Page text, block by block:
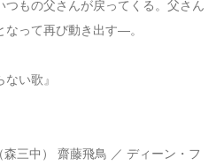
つもの父さんが戻ってくる。父さん
なって再び動き出す―。
い歌』
三中） 齋藤飛鳥 ／ ディーン・フ